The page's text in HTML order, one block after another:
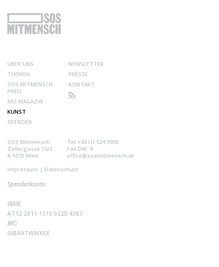
ÜBER UNS
THEMEN
SOS MITMENSCH
PREIS
MO MAGAZIN
KUNST
SPENDEN
NEWSLETTER
PRESSE
KONTAKT
SOS Mitmensch
Zollergasse 15/2
A 1070 Wien
Tel +43 (1) 524 9900
Fax DW -9
office@sosmitmensch.at
Impressum | Datenschutz
Spendenkonto:
IBAN:
AT12 2011 1310 0220 4383
BIC:
GIBAATWWXXX